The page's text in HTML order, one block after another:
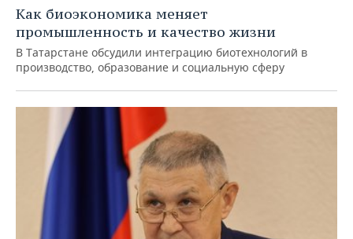
Как биоэкономика меняет
промышленность и качество жизни
В Татарстане обсудили интеграцию биотехнологий в
производство, образование и социальную сферу